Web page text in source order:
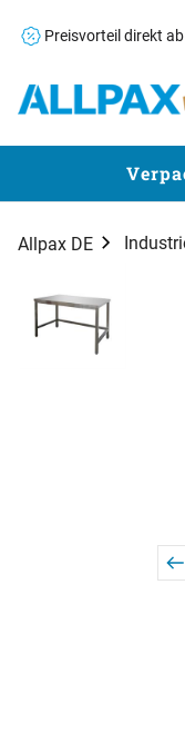
Preisvorteil direkt
Zum
Allpax DE
Zur Kaufbox